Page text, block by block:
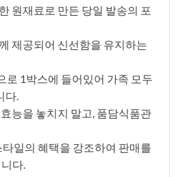
원재료로 만든 당일 발송의 포
제공되어 신선함을 유지하는
로 1박스에 들어있어 가족 모두
다.
능을 놓치지 말고, 품담식품관
일의 혜택을 강조하여 판매를
다.